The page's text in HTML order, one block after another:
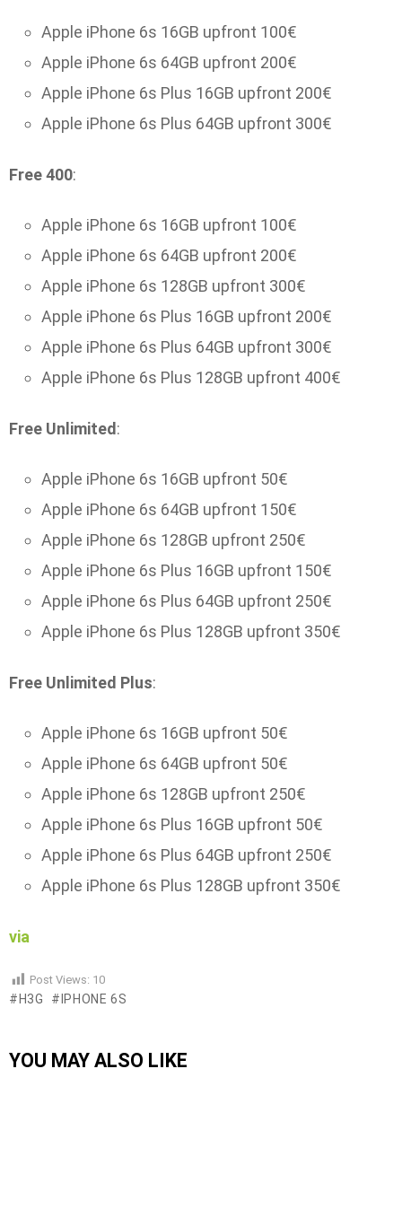
Apple iPhone 6s 16GB upfront 100€
Apple iPhone 6s 64GB upfront 200€
Apple iPhone 6s Plus 16GB upfront 200€
Apple iPhone 6s Plus 64GB upfront 300€
Free 400:
Apple iPhone 6s 16GB upfront 100€
Apple iPhone 6s 64GB upfront 200€
Apple iPhone 6s 128GB upfront 300€
Apple iPhone 6s Plus 16GB upfront 200€
Apple iPhone 6s Plus 64GB upfront 300€
Apple iPhone 6s Plus 128GB upfront 400€
Free Unlimited:
Apple iPhone 6s 16GB upfront 50€
Apple iPhone 6s 64GB upfront 150€
Apple iPhone 6s 128GB upfront 250€
Apple iPhone 6s Plus 16GB upfront 150€
Apple iPhone 6s Plus 64GB upfront 250€
Apple iPhone 6s Plus 128GB upfront 350€
Free Unlimited Plus:
Apple iPhone 6s 16GB upfront 50€
Apple iPhone 6s 64GB upfront 50€
Apple iPhone 6s 128GB upfront 250€
Apple iPhone 6s Plus 16GB upfront 50€
Apple iPhone 6s Plus 64GB upfront 250€
Apple iPhone 6s Plus 128GB upfront 350€
via
Post Views: 10
H3G IPHONE 6S
YOU MAY ALSO LIKE